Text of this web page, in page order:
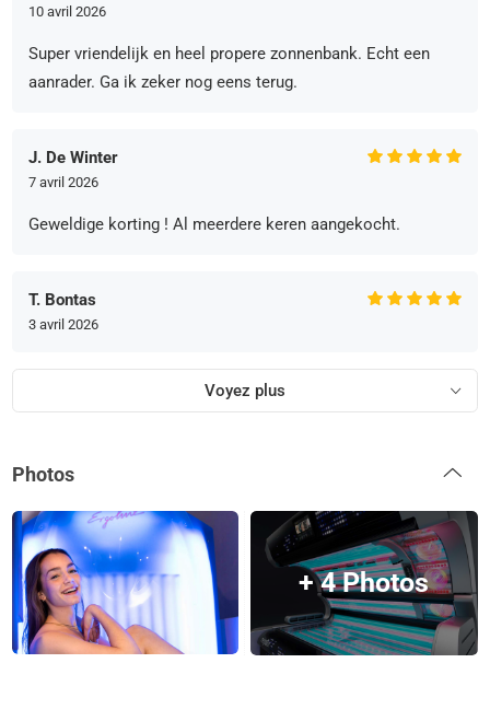
10 avril 2026
Super vriendelijk en heel propere zonnenbank. Echt een
aanrader. Ga ik zeker nog eens terug.
J. De Winter
7 avril 2026
Geweldige korting ! Al meerdere keren aangekocht.
T. Bontas
3 avril 2026
Voyez plus
Photos
+ 4 Photos